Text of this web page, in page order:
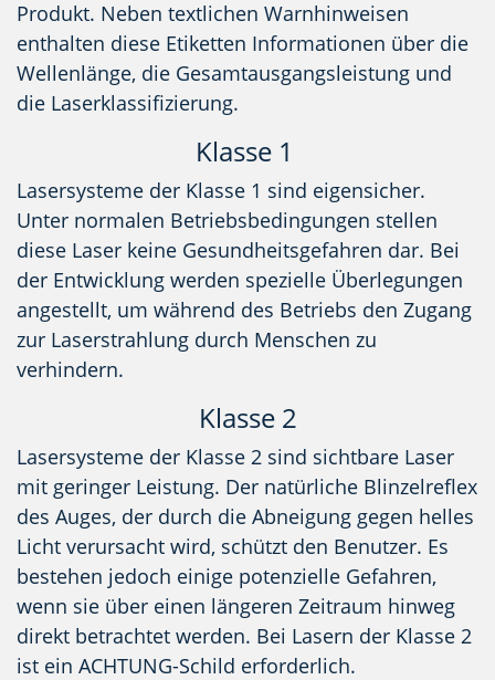
Produkt. Neben textlichen Warnhinweisen
enthalten diese Etiketten Informationen über die
Wellenlänge, die Gesamtausgangsleistung und
die Laserklassifizierung.
Klasse 1
Lasersysteme der Klasse 1 sind eigensicher.
Unter normalen Betriebsbedingungen stellen
diese Laser keine Gesundheitsgefahren dar. Bei
der Entwicklung werden spezielle Überlegungen
angestellt, um während des Betriebs den Zugang
zur Laserstrahlung durch Menschen zu
verhindern.
Klasse 2
Lasersysteme der Klasse 2 sind sichtbare Laser
mit geringer Leistung. Der natürliche Blinzelreflex
des Auges, der durch die Abneigung gegen helles
Licht verursacht wird, schützt den Benutzer. Es
bestehen jedoch einige potenzielle Gefahren,
wenn sie über einen längeren Zeitraum hinweg
direkt betrachtet werden. Bei Lasern der Klasse 2
ist ein ACHTUNG-Schild erforderlich.